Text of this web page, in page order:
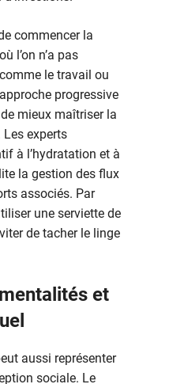
commencer la
l’on n’a pas
le travail ou
progressive
mieux maîtriser la
experts
à l’hydratation et à
la gestion des flux
associés. Par
une serviette de
de tacher le linge
et
aussi représenter
sociale. Le